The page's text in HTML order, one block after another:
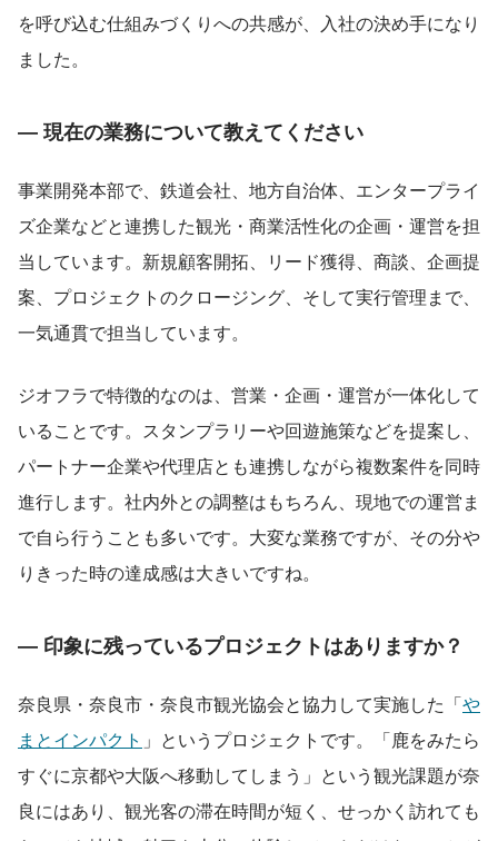
を呼び込む仕組みづくりへの共感が、入社の決め手になり
ました。
― 現在の業務について教えてください
事業開発本部で、鉄道会社、地方自治体、エンタープライ
ズ企業などと連携した観光・商業活性化の企画・運営を担
当しています。新規顧客開拓、リード獲得、商談、企画提
案、プロジェクトのクロージング、そして実行管理まで、
一気通貫で担当しています。
ジオフラで特徴的なのは、営業・企画・運営が一体化して
いることです。スタンプラリーや回遊施策などを提案し、
パートナー企業や代理店とも連携しながら複数案件を同時
進行します。社内外との調整はもちろん、現地での運営ま
で自ら行うことも多いです。大変な業務ですが、その分や
りきった時の達成感は大きいですね。
― 印象に残っているプロジェクトはありますか？
奈良県・奈良市・奈良市観光協会と協力して実施した「や
まとインパクト 」というプロジェクトです。「鹿をみたら
すぐに京都や大阪へ移動してしまう」という観光課題が奈
良にはあり、観光客の滞在時間が短く、せっかく訪れても